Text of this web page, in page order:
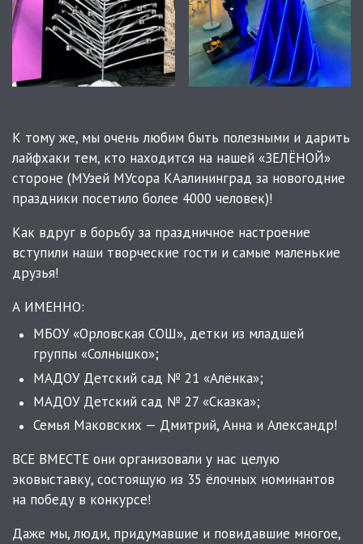
К тому же, мы очень любим быть полезными и дарить
лайфхаки тем, кто находится на нашей «ЗЕЛЁНОЙ»
стороне (МУзей МУсора КАалининград за новогодние
праздники посетило более 4000 человек)!
Как вдруг в борьбу за праздничное настроение
вступили наши творческие гости и самые маленькие
друзья!
А ИМЕННО:
МБОУ «Орловская СОШ», детки из младшей
группы «Солнышко»;
МАДОУ Детский сад № 21 «Алёнка»;
МАДОУ Детский сад № 27 «Сказка»;
Семья Маковских — Дмитрий, Анна и Александр!
ВСЕ ВМЕСТЕ они организовали у нас целую
эковыставку, состоящую из 35 ёлочных номинантов
на победу в конкурсе!
Даже мы, люди, придумавшие и повидавшие многое,